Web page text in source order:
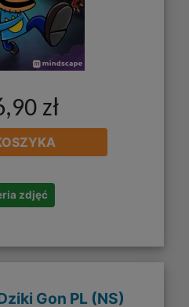
zł
zdjęć
Gon PL (NS)